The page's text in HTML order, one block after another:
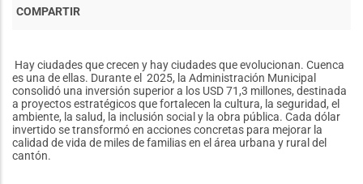
Hay ciudades que crecen y hay ciudades que evolucionan. Cuenca
es una de ellas. Durante el 2025, la Administración Municipal
consolidó una inversión superior a los USD 71,3 millones, destinada
a proyectos estratégicos que fortalecen la cultura, la seguridad, el
ambiente, la salud, la inclusión social y la obra pública. Cada dólar
invertido se transformó en acciones concretas para mejorar la
calidad de vida de miles de familias en el área urbana y rural del
cantón.